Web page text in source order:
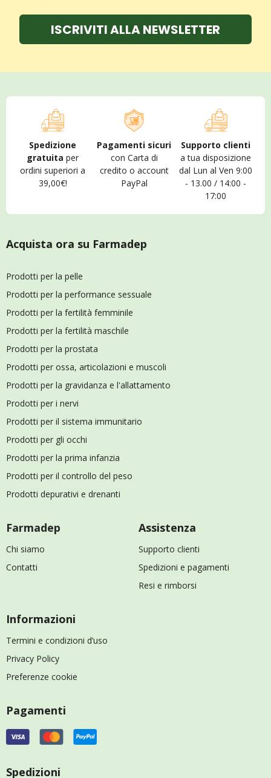
ISCRIVITI ALLA NEWSLETTER
Spedizione
gratuita per
ordini superiori a
39,00€!
Pagamenti sicuri
con Carta di
credito o account
PayPal
Supporto clienti
a tua disposizione
dal Lun al Ven 9:00
- 13.00 / 14:00 -
17:00
Acquista ora su Farmadep
Prodotti per la pelle
Prodotti per la performance sessuale
Prodotti per la fertilità femminile
Prodotti per la fertilità maschile
Prodotti per la prostata
Prodotti per ossa, articolazioni e muscoli
Prodotti per la gravidanza e l'allattamento
Prodotti per i nervi
Prodotti per il sistema immunitario
Prodotti per gli occhi
Prodotti per la prima infanzia
Prodotti per il controllo del peso
Prodotti depurativi e drenanti
Farmadep
Chi siamo
Contatti
Assistenza
Supporto clienti
Spedizioni e pagamenti
Resi e rimborsi
Informazioni
Termini e condizioni d’uso
Privacy Policy
Preferenze cookie
Pagamenti
Spedizioni